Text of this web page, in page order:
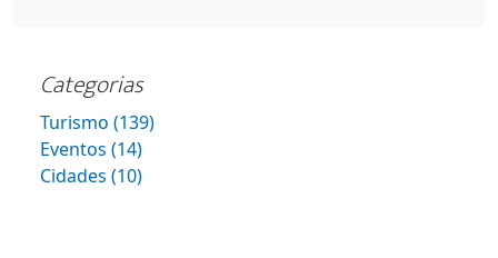
Categorias
Turismo (139)
Eventos (14)
Cidades (10)